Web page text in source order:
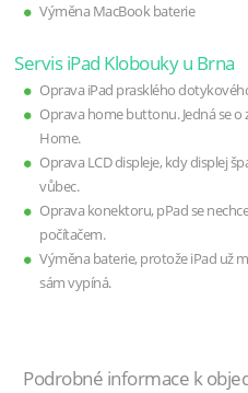
Výměna MacBook baterie
Servis iPad Klobouky u Brna
Oprava iPad prasklého
Oprava home buttonu. Jedná se
Home.
Oprava LCD displeje, kdy displej
vůbec.
Oprava konektoru, pPad se
počítačem.
Výměna baterie, protože iPad už
sám vypíná.
Podrobné informace k